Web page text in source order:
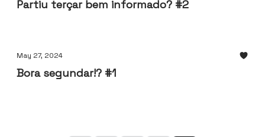
Partiu terçar bem informado? #2
May 27, 2024
Bora segundar!? #1